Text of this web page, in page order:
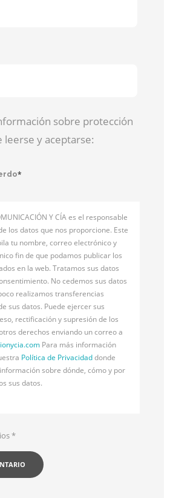
sobre protección
leerse y aceptarse:
*
Y CÍA es el responsable
los datos que nos proporcione. Este
tu nombre, correo electrónico y
fin de que podamos publicar los
en la web. Tratamos sus datos
No cedemos sus datos
realizamos transferencias
sus datos. Puede ejercer sus
rectificación y supresión de los
derechos enviando un correo a
Para más información
Política de Privacidaddonde
sobre dónde, cómo y por
sus datos.
*